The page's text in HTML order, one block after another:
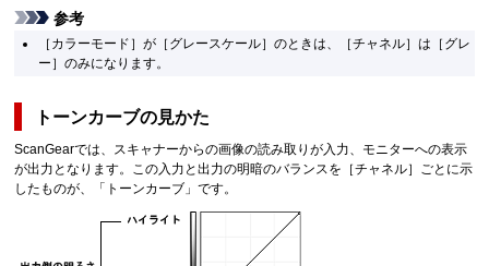
参考
［ カラーモード ］が［ グレースケール］のときは、［チャネル］は［ グレ
ー ］のみになります。
トーンカーブの見かた
ScanGearでは、 スキャナーからの画像の読み取りが入力、モニターへの表示
が出力となります。
この入力と出力の明暗のバランスを［チャネル］ごとに示
したものが、「トーンカーブ」です。